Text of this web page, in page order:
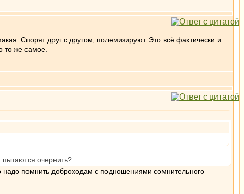
Спорят друг с другом, полемизируют. Это всё фактически и
то же самое.
очернить?
надо помнить доброходам с подношениями сомнительного